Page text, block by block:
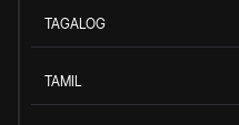
TAGALOG
TAMIL